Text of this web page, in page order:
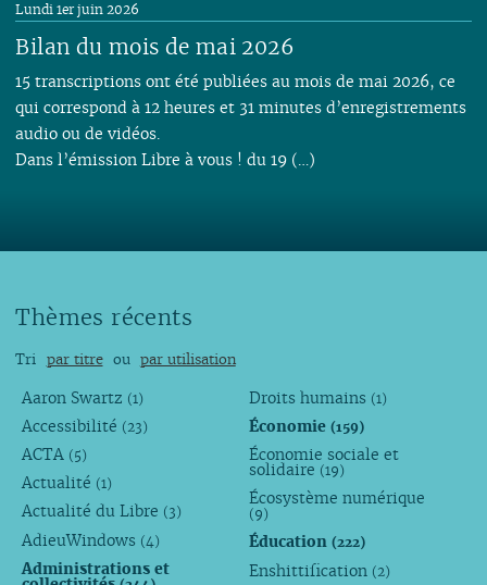
Bilan du mois de mai 2026
Lundi 1er juin 2026
15 transcriptions ont été publiées au mois de mai 2026, ce
qui correspond à 12 heures et 31 minutes d’enregistrements
audio ou de vidéos.
Dans l’émission Libre à vous ! du 19 (…)
Thèmes récents
Tri par titre ou par utilisation
Aaron Swartz (1)
Accessibilité (23)
ACTA (5)
Actualité (1)
Actualité du Libre (3)
AdieuWindows (4)
Administrations et
Droits humains (1)
Économie(159)
Économie sociale et
solidaire (19)
Écosystème numérique
(9)
Éducation(222)
Enshittification (2)